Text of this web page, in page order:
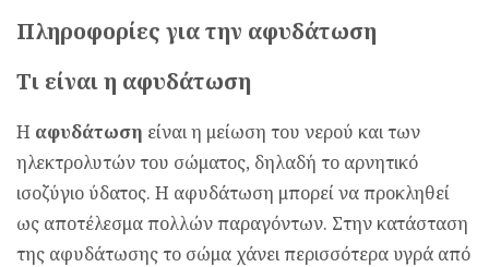
Πληροφορίες για την αφυδάτωση
Τι είναι η αφυδάτωση
Η αφυδάτωση είναι η μείωση του νερού και των
ηλεκτρολυτών του σώματος, δηλαδή το αρνητικό
ισοζύγιο ύδατος. Η αφυδάτωση μπορεί να προκληθεί
ως αποτέλεσμα πολλών παραγόντων. Στην κατάσταση
της αφυδάτωσης το σώμα χάνει περισσότερα υγρά από